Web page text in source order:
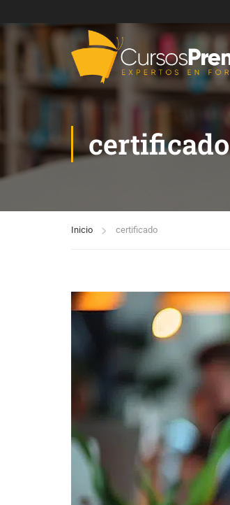
certificado
Inicio certificado